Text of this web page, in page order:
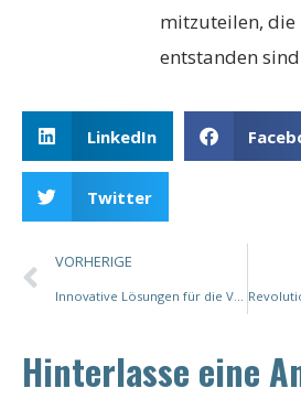
mitzuteilen, die
entstanden
LinkedIn
Twitter
VORHERIGE
Innovative Lösungen für die Verpackung von Speiseeis: Verbesserung von Nachhaltigkeit und Effizienz
Hinterlasse eine